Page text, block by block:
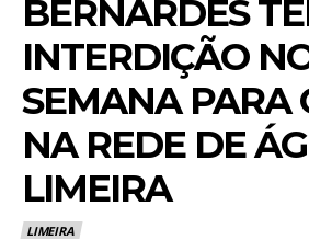
BERNARDES
INTERDIÇÃO
SEMANA PARA
NA REDE DE
LIMEIRA
LIMEIRA